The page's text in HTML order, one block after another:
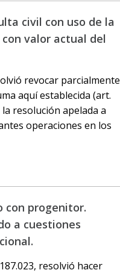
civil con uso de la
valor actual del
revocar parcialmente
aquí establecida (art.
resolución apelada a
operaciones en los
con progenitor.
a cuestiones
resolvió hacer